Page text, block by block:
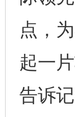
点，
起一
告诉